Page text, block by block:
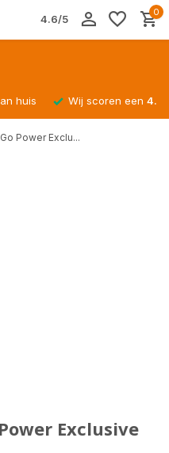
4.6/5
0
huis Wij scoren een
Power Exclu...
Exclusive